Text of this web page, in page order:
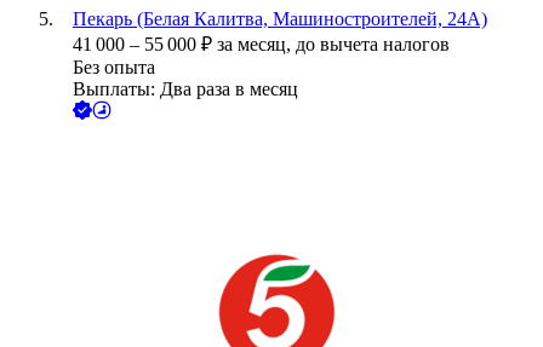
Пекарь (Белая Калитва, Машиностроителей, 24А)
41 000 – 55 000 ₽ за месяц, до вычета налогов
Без опыта
Выплаты: Два раза в месяц